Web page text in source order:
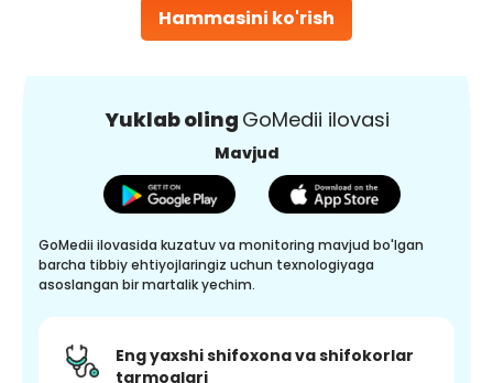
Hammasini ko'rish
Yuklab oling GoMedii ilovasi
Mavjud
GoMedii ilovasida kuzatuv va monitoring mavjud bo'lgan
barcha tibbiy ehtiyojlaringiz uchun texnologiyaga
asoslangan bir martalik yechim.
Eng yaxshi shifoxona va shifokorlar
tarmoqlari